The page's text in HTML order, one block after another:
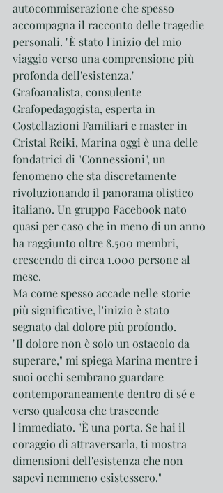
autocommiserazione che spesso
accompagna il racconto delle tragedie
personali. "È stato l'inizio del mio
viaggio verso una comprensione più
profonda dell'esistenza."
Grafoanalista, consulente
Grafopedagogista, esperta in
Costellazioni Familiari e master in
Cristal Reiki, Marina oggi è una delle
fondatrici di "Connessioni", un
fenomeno che sta discretamente
rivoluzionando il panorama olistico
italiano. Un gruppo Facebook nato
quasi per caso che in meno di un anno
ha raggiunto oltre 8.500 membri,
crescendo di circa 1.000 persone al
mese.
Ma come spesso accade nelle storie
più significative, l'inizio è stato
segnato dal dolore più profondo.
"Il dolore non è solo un ostacolo da
superare," mi spiega Marina mentre i
suoi occhi sembrano guardare
contemporaneamente dentro di sé e
verso qualcosa che trascende
l'immediato. "È una porta. Se hai il
coraggio di attraversarla, ti mostra
dimensioni dell'esistenza che non
sapevi nemmeno esistessero."